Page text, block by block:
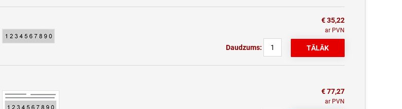
€ 35,22
ar PVN
Daudzums:
€ 77,27
ar PVN